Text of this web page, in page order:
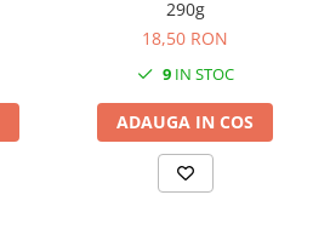
290g
18,50 RON
9IN STOC
ADAUGA IN COS